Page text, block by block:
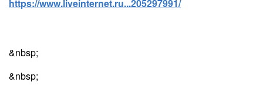
https://www.liveinternet.ru...205297991/
&nbsp;
&nbsp;